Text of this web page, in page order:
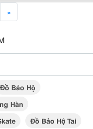
»
Đồ Bảo Hộ
Hàn
Đồ Bảo Hộ Tai